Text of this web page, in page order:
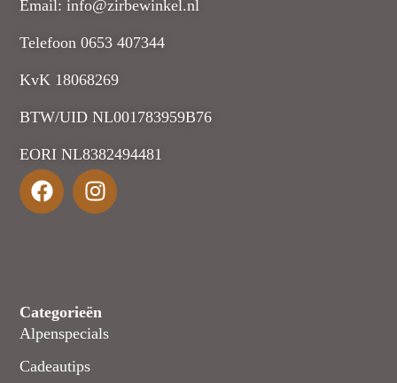
Email: info@zirbewinkel.nl
Telefoon 0653 407344
KvK 18068269
BTW/UID NL001783959B76
EORI NL8382494481
Categorieën
Alpenspecials
Cadeautips